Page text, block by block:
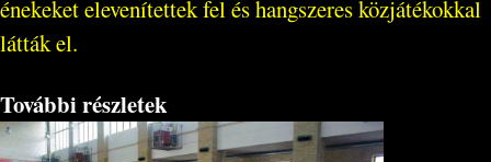
énekeket elevenítettek fel és hangszeres közjátékokkal
látták el.
További részletek